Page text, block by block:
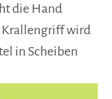
die Hand
Krallengriff wird
in Scheiben